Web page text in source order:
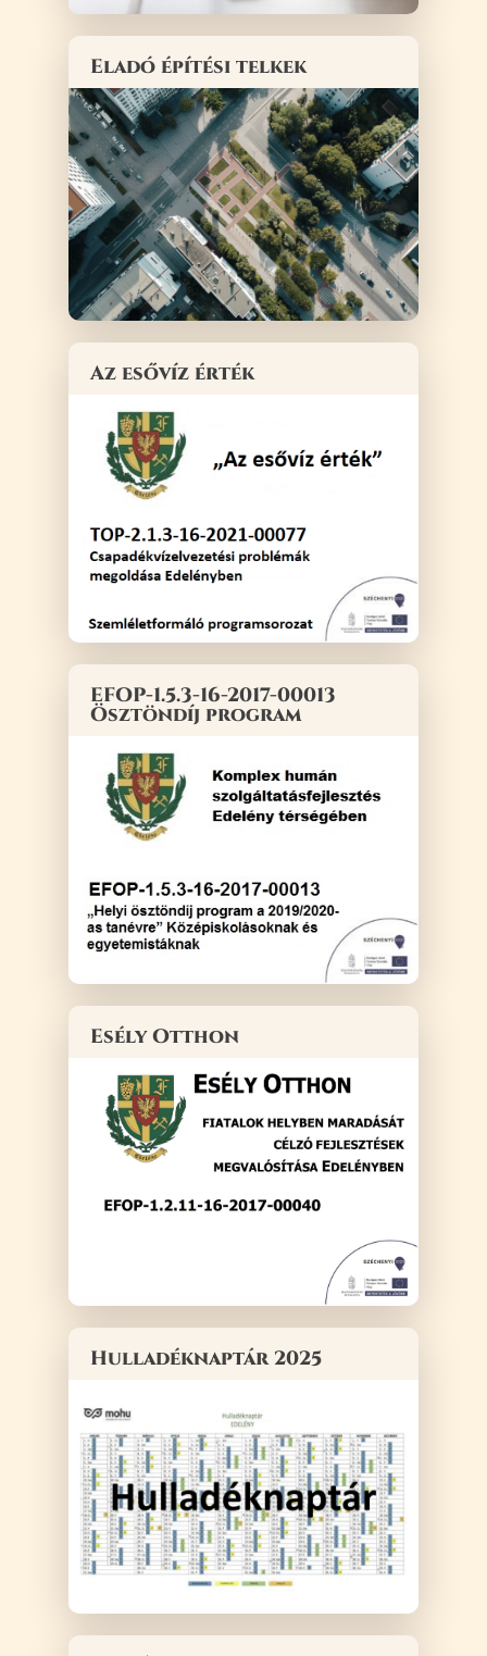
Eladó építési telkek
Az esővíz érték
EFOP-1.5.3-16-2017-00013
Ösztöndíj program
Esély Otthon
Hulladéknaptár 2025